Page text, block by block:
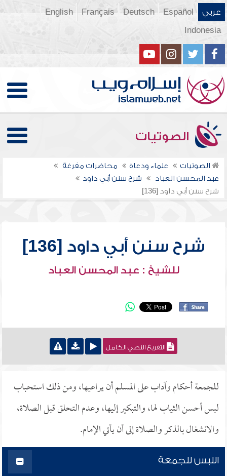
عربي Español
Deutsch
Français
English
Indonesia
الصوتيات
الصوتيات علماء ودعاة
محاضرات مفرغة
عبد المحسن العباد
شرح سنن أبي داود
شرح سنن أبي داود [136]
شرح سنن أبي داود [136]
للشيخ : عبد المحسن العباد
التفريغ النصي الكامل
للجمعة أحكام وآداب على المسلم أن يراعيها، ومن ذلك استحباب
لبس أحسن الثياب لها، والتبكير إليها، وعدم التحلق قبل الصلاة،
والانشغال بالذكر والصلاة إلى أن يأتي الإمام.
اللبس للجمعة